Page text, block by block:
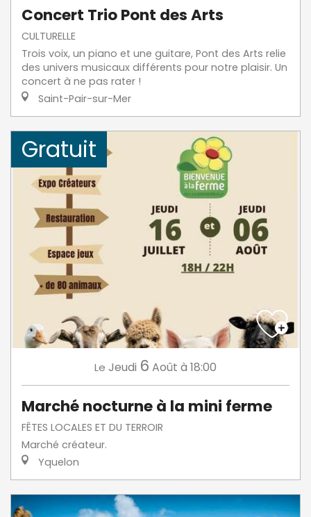
Concert Trio Pont des Arts
CULTURELLE
Trois voix, un piano et une guitare, Pont des Arts relie
des univers musicaux différents pour notre plaisir. Un
concert à ne pas rater !
Saint-Pair-sur-Mer
Gratuit
Le Jeudi 6 Août à 18:00
Marché nocturne à la mini ferme
FÊTES LOCALES ET DU TERROIR
Marché créateur.
Yquelon